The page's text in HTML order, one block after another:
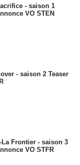
- saison 1
VO STEN
- saison 2 Teaser
Frontier - saison 3
VO STFR